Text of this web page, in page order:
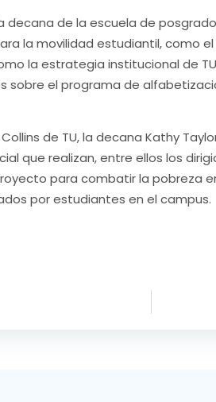
decana de la escuela de
la movilidad estudiantil, como
la estrategia institucional de
sobre el programa de
de TU, la decana Kathy
que realizan, entre ellos los
para combatir la pobreza
por estudiantes en el campus.